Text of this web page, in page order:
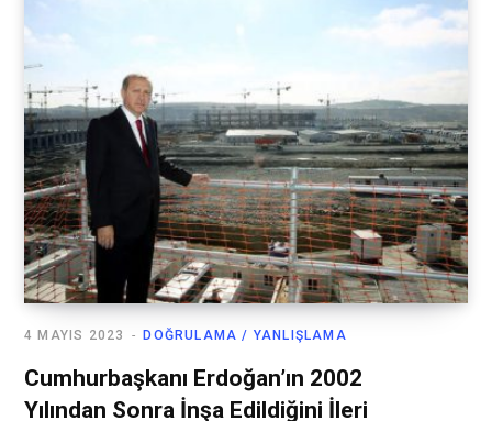
DOĞRULAMA / YANLIŞLAMA
4 MAYIS 2023
Cumhurbaşkanı Erdoğan’ın 2002
Yılından Sonra İnşa Edildiğini İleri